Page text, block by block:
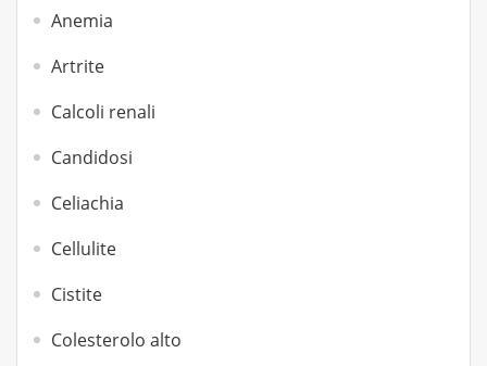
Anemia
Artrite
Calcoli renali
Candidosi
Celiachia
Cellulite
Cistite
Colesterolo alto